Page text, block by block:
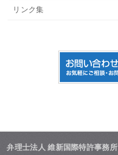
リンク集
弁理士法人 維新国際特許事務所